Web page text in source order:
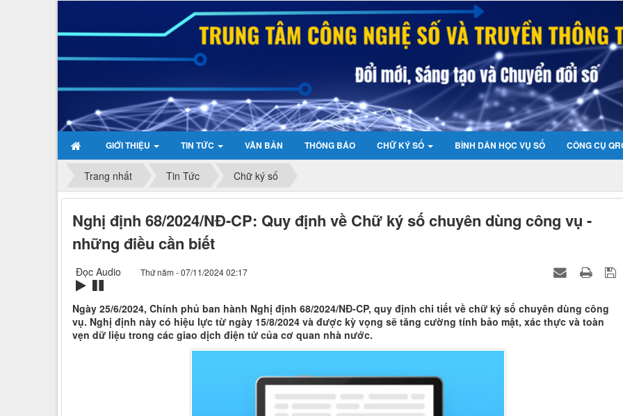
GIỚI THIỆU TIN TỨC VĂN BẢN THÔNG BÁO CHỮ KÝ SỐ BÌNH DÂN HỌC VỤ SỐ CÔNG CỤ
Trang nhất Tin Tức Chữ ký số
Nghị định 68/2024/NĐ-CP: Quy định về Chữ ký số chuyên dùng công vụ -
những điều cần biết
Thứ năm - 07/11/2024 02:17
Đọc Audio
Ngày 25/6/2024, Chính phủ ban hành Nghị định 68/2024/NĐ-CP, quy định chi tiết về chữ ký số chuyên dùng công
vụ. Nghị định này có hiệu lực từ ngày 15/8/2024 và được kỳ vọng sẽ tăng cường tính bảo mật, xác thực và toàn
vẹn dữ liệu trong các giao dịch điện tử của cơ quan nhà nước.